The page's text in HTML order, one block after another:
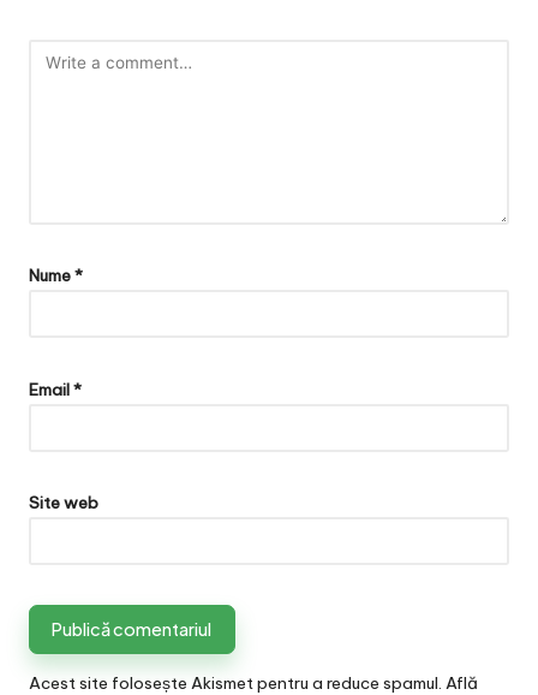
Nume*
Email*
Site web
Acest site folosește Akismet pentru a reduce spamul. Află